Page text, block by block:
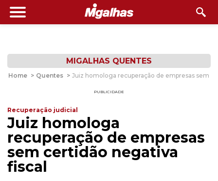
MIGALHAS QUENTES
Home > Quentes > Juiz homologa recuperação de empresas sem
PUBLICIDADE
Recuperação judicial
Juiz homologa
recuperação de empresas
sem certidão negativa
fiscal